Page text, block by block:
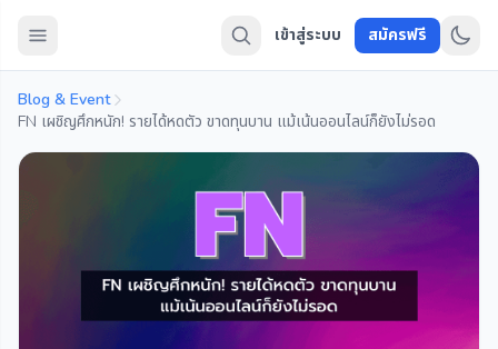
เข้าสู่ระบบ สมัครฟรี
Blog & Event
FN เผชิญศึกหนัก! รายได้หดตัว ขาดทุนบาน แม้เน้นออนไลน์ก็ยังไม่รอด